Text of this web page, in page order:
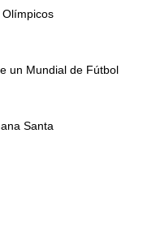
un Mundial de Fútbol
Santa